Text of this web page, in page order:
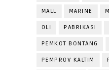
MALL MARINE
OLI PABRIKASI
PEMKOT BONTANG
PEMPROV KALTIM